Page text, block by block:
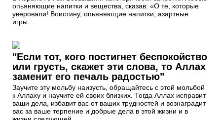
опьяняющие напитки и вещества, сказав: «О те, которые
уверовали! Воистину, опьяняющие напитки, азартные
игры...
"Если тот, кого постигнет беспокойство
или грусть, скажет эти слова, то Аллах
заменит его печаль радостью"
Заучите эту мольбу наизусть, обращайтесь с этой мольбой
к Аллаху и научите ей своих близких. Тогда Аллах исправит
ваши дела, избавит вас от ваших трудностей и вознаградит
вас за ваше терпение и добрые дела в этой жизни и в